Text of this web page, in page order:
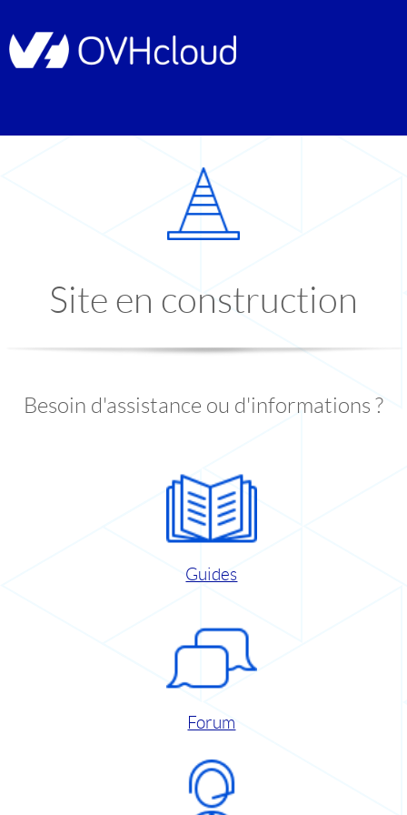
Site en construction
Besoin d'assistance ou d'informations ?
Guides
Forum